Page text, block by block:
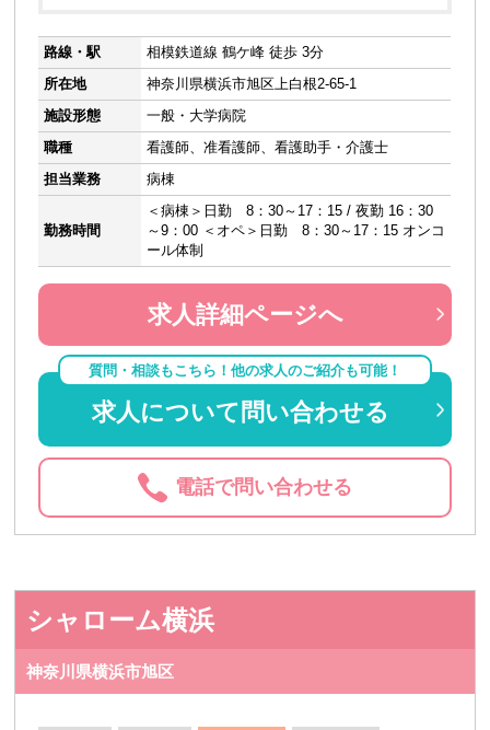
路線・駅
相模鉄道線 鶴ケ峰 徒歩 3分
所在地
神奈川県横浜市旭区上白根2-65-1
施設形態
一般・大学病院
職種
看護師、准看護師、看護助手・介護士
担当業務
病棟
勤務時間
＜病棟＞日勤 8：30～17：15 / 夜勤 16：30
～9：00 ＜オペ＞日勤 8：30～17：15 オンコ
ール体制
求人詳細ページへ
質問・相談もこちら！他の求人のご紹介も可能！
求人について問い合わせる
電話で問い合わせる
シャローム横浜
神奈川県横浜市旭区